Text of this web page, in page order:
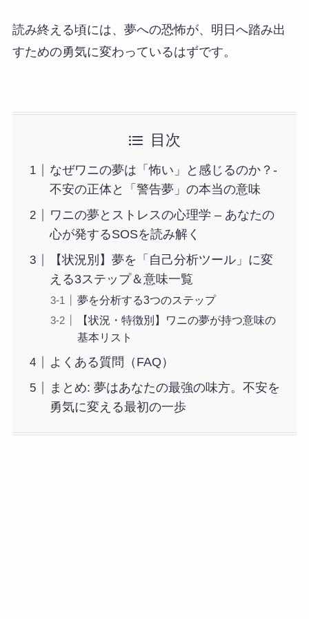
読み終える頃には、夢への恐怖が、明日へ踏み出
すための勇気に変わっているはずです。
目次
なぜワニの夢は「怖い」と感じるのか？-
不安の正体と「警告夢」の本当の意味
ワニの夢とストレスの心理学 – あなたの
心が発するSOSを読み解く
【状況別】夢を「自己分析ツール」に変
える3ステップ＆意味一覧
夢を分析する3つのステップ
【状況・特徴別】ワニの夢が持つ意味の
基本リスト
よくある質問（FAQ）
まとめ: 夢はあなたの最強の味方。不安を
勇気に変える最初の一歩